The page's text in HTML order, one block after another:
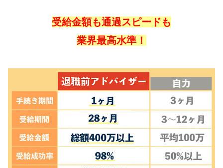
受給金額も通過スピードも
業界最高水準！